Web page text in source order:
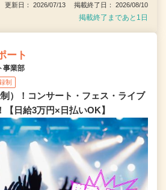
更新日： 2026/07/13 掲載終了日： 2026/08/10
掲載終了まであと1日
ート
事業部
制
）！コンサート・フェス・ライブ
日給3万円×日払いOK】